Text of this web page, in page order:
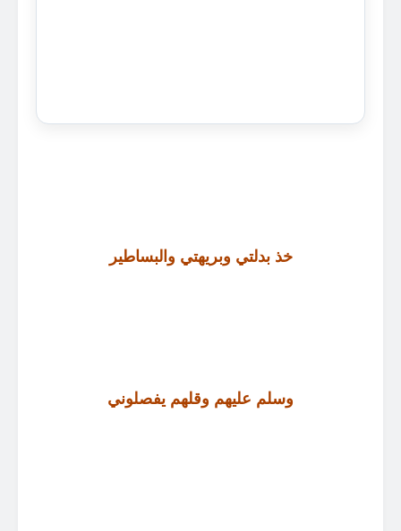
خذ بدلتي وبريهتي والبساطير
وسلم عليهم وقلهم يفصلوني